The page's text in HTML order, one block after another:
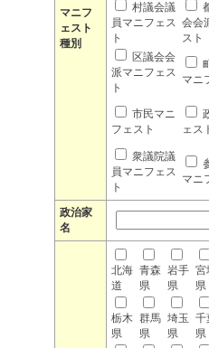
マニフ
ェスト
種別
村議会議
員マニフェス
ト
会会
スト
区議会会
派マニフェス
ト
マニ
市民マニ
フェスト
ェス
衆議院議
員マニフェス
ト
マニ
政治家
名
北海
道
青森
県
岩手
県
宮
県
栃木
県
群馬
県
埼玉
県
千
県